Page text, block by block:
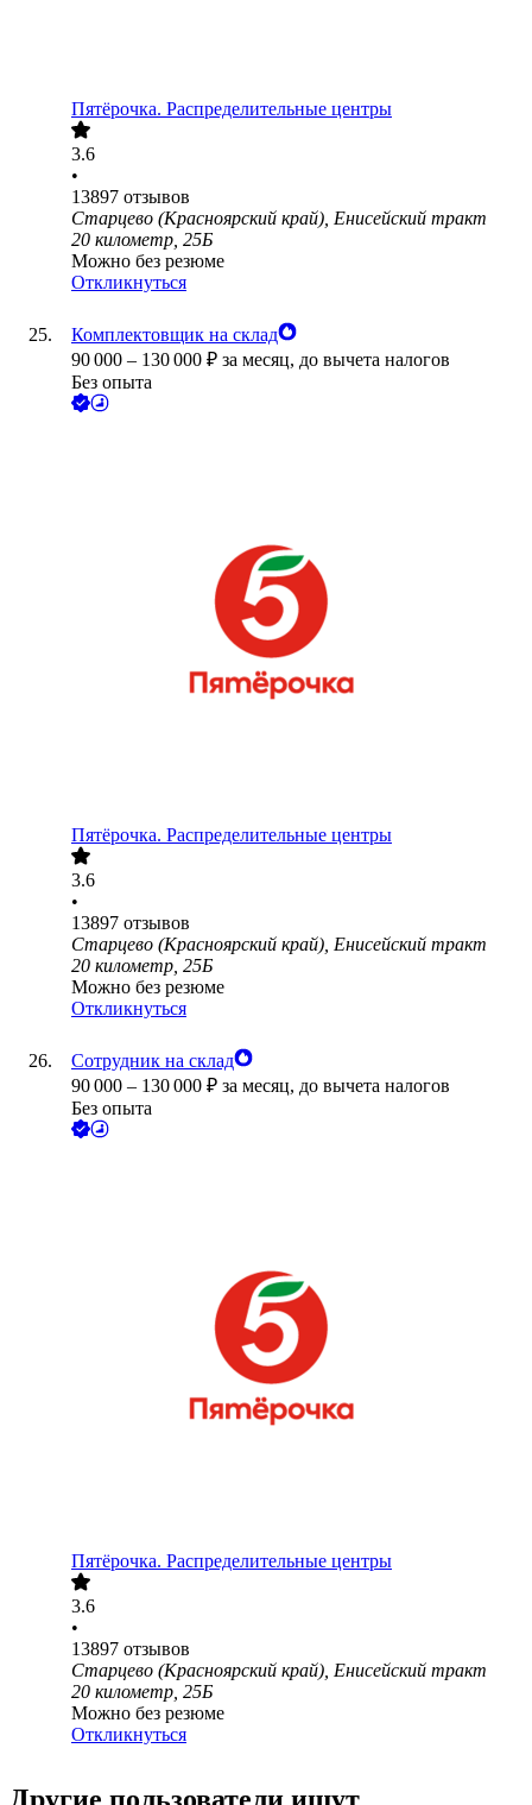
Пятёрочка. Распределительные центры
3.6
•
13897 отзывов
Старцево (Красноярский край), Енисейский тракт
20 километр, 25Б
Можно без резюме
Откликнуться
Комплектовщик на склад
90 000 – 130 000 ₽ за месяц, до вычета налогов
Без опыта
Пятёрочка. Распределительные центры
3.6
•
13897 отзывов
Старцево (Красноярский край), Енисейский тракт
20 километр, 25Б
Можно без резюме
Откликнуться
Сотрудник на склад
90 000 – 130 000 ₽ за месяц, до вычета налогов
Без опыта
Пятёрочка. Распределительные центры
3.6
•
13897 отзывов
Старцево (Красноярский край), Енисейский тракт
20 километр, 25Б
Можно без резюме
Откликнуться